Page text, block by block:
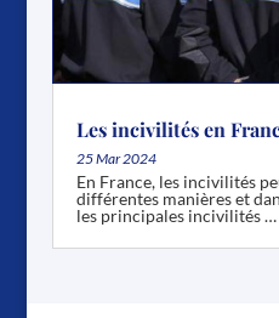
Les incivilités en
25 Mar 2024
En France, les incivilités
différentes manières et
les principales incivilités …